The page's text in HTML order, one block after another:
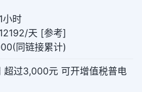
小时
天 [参考]
同链接累计)
超过3,000元 可开增值税普电